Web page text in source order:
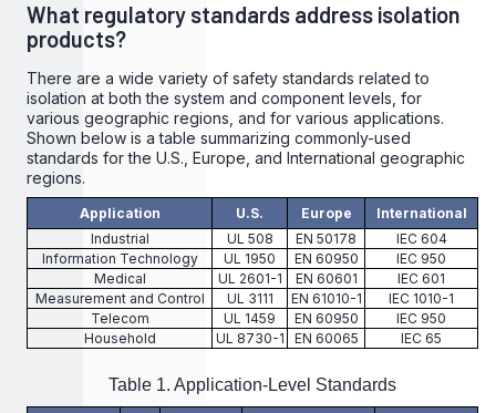
What regulatory standards address isolation
products?
There are a wide variety of safety standards related to
isolation at both the system and component levels, for
various geographic regions, and for various applications.
Shown below is a table summarizing commonly-used
standards for the U.S., Europe, and International geographic
regions.
Application U.S. Europe
International
Industrial
UL 508 EN 50178
IEC 604
Information Technology
UL 1950 EN 60950
IEC 950
Medical
UL 2601-1 EN 60601
IEC 601
Measurement and Control
UL 3111 EN 61010-1
IEC 1010-1
Telecom
UL 1459 EN 60950
IEC 950
Household
UL 8730-1 EN 60065 IEC 65
Table 1. Application-Level Standards